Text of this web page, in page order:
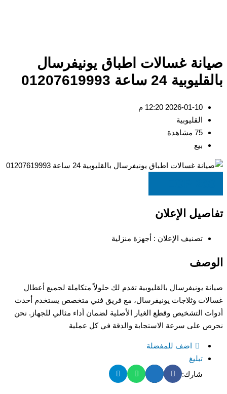
صيانة غسالات اطباق يونيفرسال
بالقليوبية 24 ساعة 01207619993
2026-01-10 12:20 م
القليوبية
75 مشاهدة
بيع
تفاصيل الإعلان
تصنيف الإعلان : أجهزة منزلية
الوصف
صيانة يونيفرسال بالقليوبية تقدم لك حلولاً متكاملة لجميع أعطال
غسالات وثلاجات يونيفرسال، مع فريق فني متخصص يستخدم أحدث
أدوات التشخيص وقطع الغيار الأصلية لضمان أداء مثالي للجهاز. نحن
نحرص على سرعة الاستجابة والدقة في كل عملية
اضف للمفضلة
تبليغ
شارك: